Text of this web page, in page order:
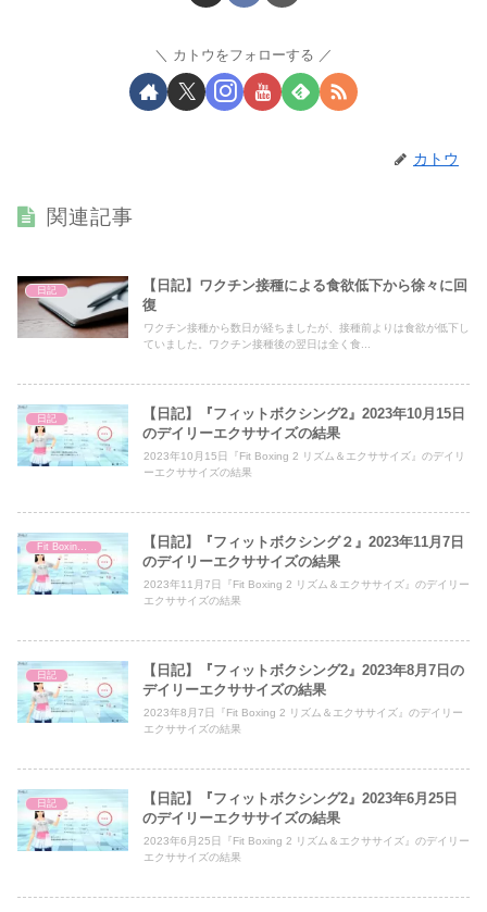
カトウをフォローする
カトウ
関連記事
日記
【日記】ワクチン接種による食欲低下から徐々に回
復
ワクチン接種から数日が経ちましたが、接種前よりは食欲が低下し
ていました。ワクチン接種後の翌日は全く食...
日記
【日記】『フィットボクシング2』2023年10月15日
のデイリーエクササイズの結果
2023年10月15日『Fit Boxing 2 リズム＆エクササイズ』のデイリ
ーエクササイズの結果
Fit Boxing 2
【日記】『フィットボクシング２』2023年11月7日
のデイリーエクササイズの結果
2023年11月7日『Fit Boxing 2 リズム＆エクササイズ』のデイリー
エクササイズの結果
日記
【日記】『フィットボクシング2』2023年8月7日の
デイリーエクササイズの結果
2023年8月7日『Fit Boxing 2 リズム＆エクササイズ』のデイリー
エクササイズの結果
日記
【日記】『フィットボクシング2』2023年6月25日
のデイリーエクササイズの結果
2023年6月25日『Fit Boxing 2 リズム＆エクササイズ』のデイリー
エクササイズの結果